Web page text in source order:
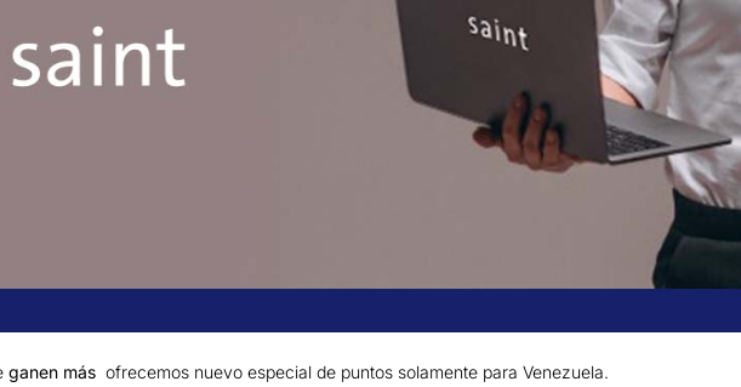
ganen más ofrecemos nuevo especial de puntos solamente para Venezuela.